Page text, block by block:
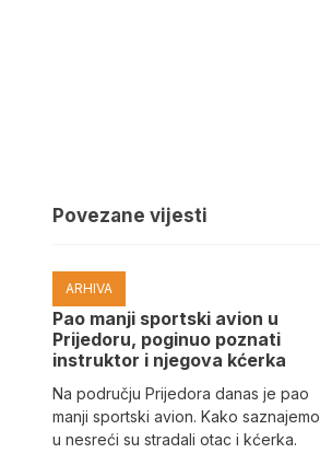
Povezane vijesti
ARHIVA
Pao manji sportski avion u
Prijedoru, poginuo poznati
instruktor i njegova kćerka
Na području Prijedora danas je pao
manji sportski avion. Kako saznajemo
u nesreći su stradali otac i kćerka.